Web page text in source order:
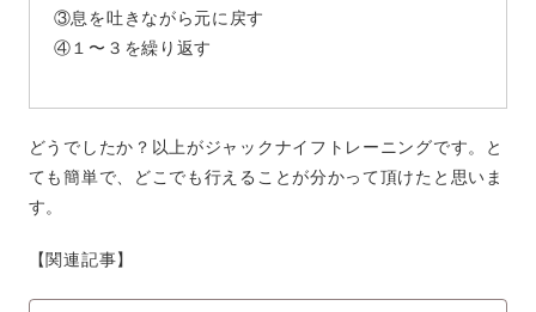
③息を吐きながら元に戻す
④１〜３を繰り返す
どうでしたか？以上がジャックナイフトレーニングです。
と
ても簡単で、どこでも行えることが分かって頂けたと思いま
す。
【関連記事】